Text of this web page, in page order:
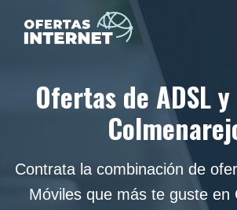
Ofertas de ADSL
Contrata la combinación de
Móviles que más te guste en